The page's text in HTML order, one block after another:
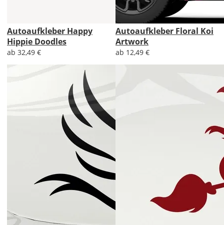
Autoaufkleber Happy
Hippie Doodles
ab 32,49 €
Autoaufkleber Floral Koi
Artwork
ab 12,49 €